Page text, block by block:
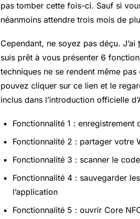
pas tomber cette fois-ci. Sauf si
néanmoins attendre trois mois de
Cependant, ne soyez pas déçu. J’ai
suis prêt à vous présenter 6
techniques ne se rendent même pas
pouvez cliquer sur ce lien et le
inclus dans l’introduction officielle
Fonctionnalité 1 : enregistrement
Fonctionnalité 2 : partager votre
Fonctionnalité 3 : scanner le
Fonctionnalité 4 : sauvegarder
l’application
Fonctionnalité 5 : ouvrir Core